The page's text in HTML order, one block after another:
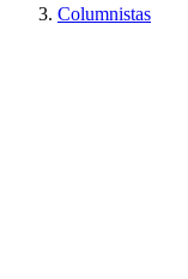
Columnistas